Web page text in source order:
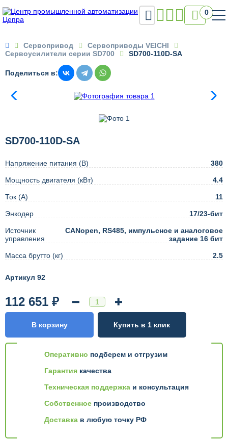
 0
 Сервопривод
Сервоприводы VEICHI
Сервоусилители серии SD700
SD700-110D-SA
Поделиться в:
SD700-110D-SA
Напряжение питания (В) 380
Мощность двигателя (кВт) 4.4
Ток (А) 11
Энкодер 17/23-бит
Источник
управления
CANopen, RS485, импульсное и аналоговое
задание 16 бит
Масса брутто (кг) 2.5
Артикул 92
Оперативно подберем и отгрузим
Гарантия качества
Техническая поддержка и консультация
Собственное производство
Доставка в любую точку РФ
112 651 ₽
В корзину Купить в 1 клик